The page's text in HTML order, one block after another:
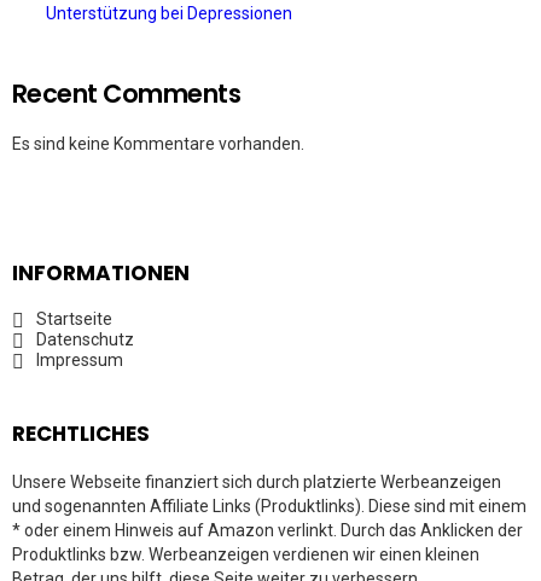
Unterstützung bei Depressionen
Recent Comments
Es sind keine Kommentare vorhanden.
INFORMATIONEN
Startseite
Datenschutz
Impressum
RECHTLICHES
Unsere Webseite finanziert sich durch platzierte Werbeanzeigen
und sogenannten Affiliate Links (Produktlinks). Diese sind mit einem
* oder einem Hinweis auf Amazon verlinkt. Durch das Anklicken der
Produktlinks bzw. Werbeanzeigen verdienen wir einen kleinen